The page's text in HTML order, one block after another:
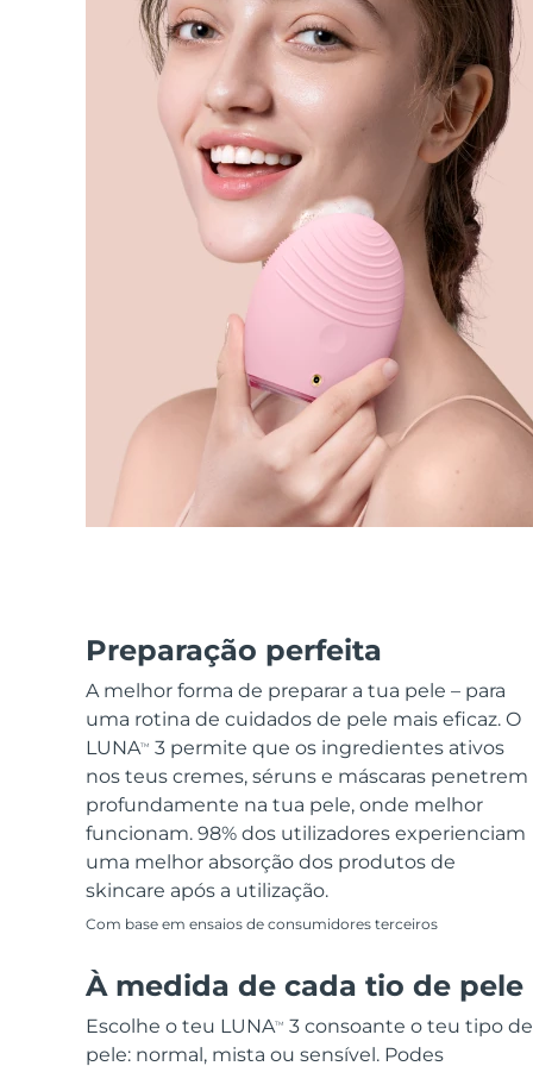
Preparação perfeita
A melhor forma de preparar a tua pele – para
uma rotina de cuidados de pele mais eficaz. O
LUNATM
3 permite que os ingredientes ativos
nos teus cremes, séruns e máscaras penetrem
profundamente na tua pele, onde melhor
funcionam. 98% dos utilizadores experienciam
uma melhor absorção dos produtos de
skincare após a utilização.
Com base em ensaios de consumidores terceiros
À medida de cada tio de pele
Escolhe o teu LUNATM
3 consoante o teu tipo de
pele: normal, mista ou sensível. Podes